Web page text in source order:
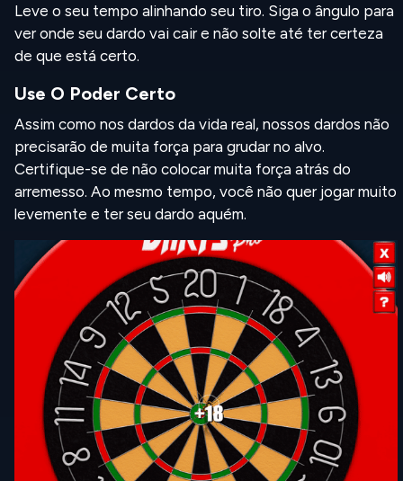
Leve o seu tempo alinhando seu tiro. Siga o ângulo para
ver onde seu dardo vai cair e não solte até ter certeza
de que está certo.
Use O Poder Certo
Assim como nos dardos da vida real, nossos dardos não
precisarão de muita força para grudar no alvo.
Certifique-se de não colocar muita força atrás do
arremesso. Ao mesmo tempo, você não quer jogar muito
levemente e ter seu dardo aquém.